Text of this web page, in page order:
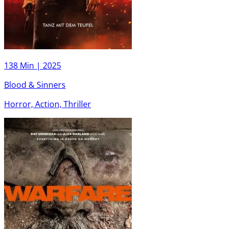
138 Min | 2025
Blood & Sinners
Horror, Action, Thriller